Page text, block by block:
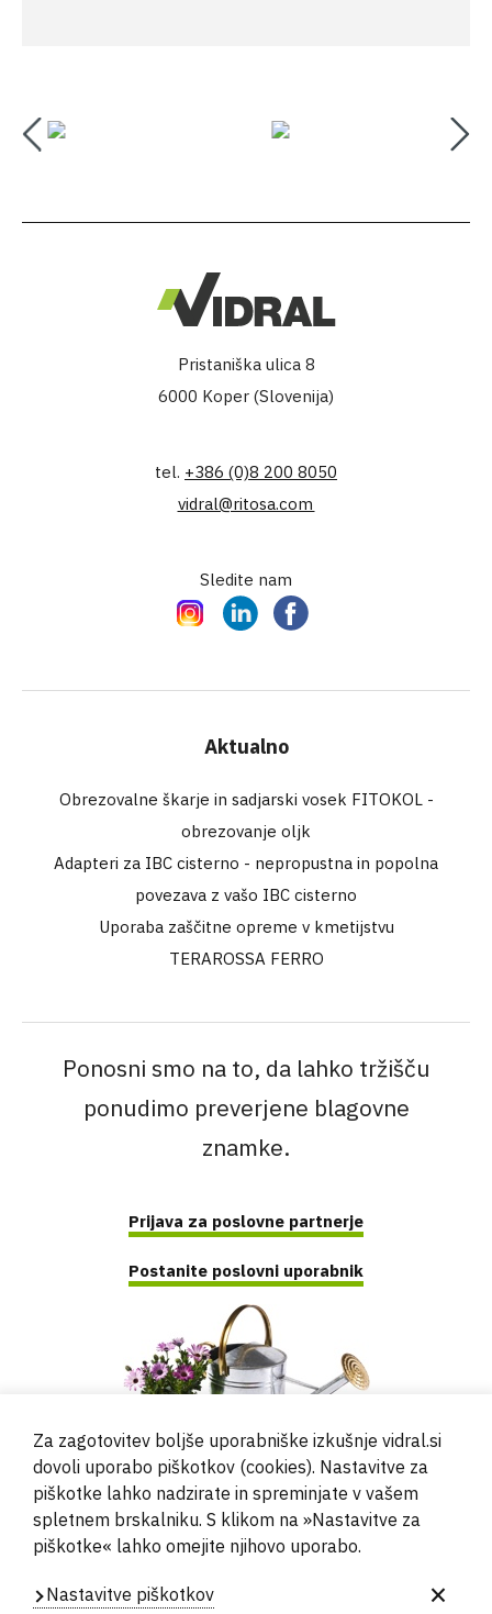
Pristaniška ulica 8
6000 Koper (Slovenija)
tel. +386 (0)8 200 8050
vidral@ritosa.com
Sledite nam
InstagramLinkedInFacebook
Aktualno
Obrezovalne škarje in sadjarski vosek FITOKOL -
obrezovanje oljk
Adapteri za IBC cisterno - nepropustna in popolna
povezava z vašo IBC cisterno
Uporaba zaščitne opreme v kmetijstvu
TERAROSSA FERRO
Ponosni smo na to, da lahko tržišču
ponudimo preverjene blagovne
znamke.
Prijava za poslovne partnerje
Postanite poslovni uporabnik
Za zagotovitev boljše uporabniške izkušnje vidral.si
dovoli uporabo piškotkov (cookies). Nastavitve za
piškotke lahko nadzirate in spreminjate v vašem
spletnem brskalniku. S klikom na »Nastavitve za
piškotke« lahko omejite njihovo uporabo.
Nastavitve piškotkov